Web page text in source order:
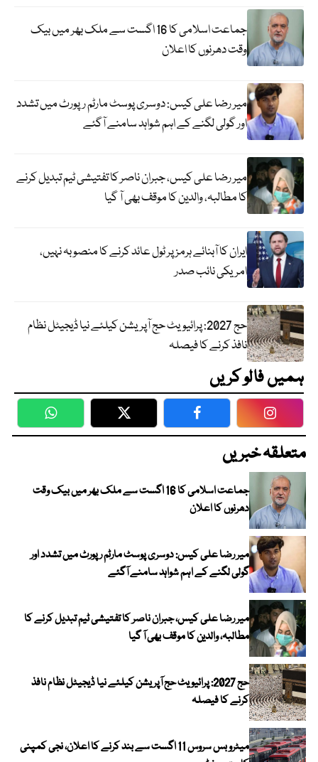
جماعت اسلامی کا 16 اگست سے ملک بھر میں بیک
وقت دھرنوں کا اعلان
میر رضا علی کیس: دوسری پوسٹ مارٹم رپورٹ میں تشدد
اور گولی لگنے کے اہم شواہد سامنے آگئے
میر رضا علی کیس، جبران ناصر کا تفتیشی ٹیم تبدیل کرنے
کا مطالبہ، والدین کا موقف بھی آ گیا
ایران کا آبنائے ہرمز پر ٹول عائد کرنے کا منصوبہ نہیں،
امریکی نائب صدر
حج 2027: پرائیویٹ حج آپریشن کیلئے نیا ڈیجیٹل نظام
نافذ کرنے کا فیصلہ
ہمیں فالو کریں
WhatsApp Twitter Facebook
متعلقہ خبریں
جماعت اسلامی کا 16 اگست سے ملک بھر میں بیک وقت
دھرنوں کا اعلان
میر رضا علی کیس: دوسری پوسٹ مارٹم رپورٹ میں تشدد اور
گولی لگنے کے اہم شواہد سامنے آگئے
میر رضا علی کیس، جبران ناصر کا تفتیشی ٹیم تبدیل کرنے کا
مطالبہ، والدین کا موقف بھی آ گیا
حج 2027: پرائیویٹ حج آپریشن کیلئے نیا ڈیجیٹل نظام نافذ
کرنے کا فیصلہ
میٹرو بس سروس 11 اگست سے بند کرنے کا اعلان، نجی کمپنی